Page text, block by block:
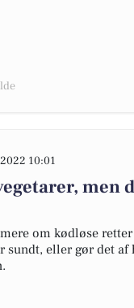
10:01
men
om kødløse
sundt, eller gør det